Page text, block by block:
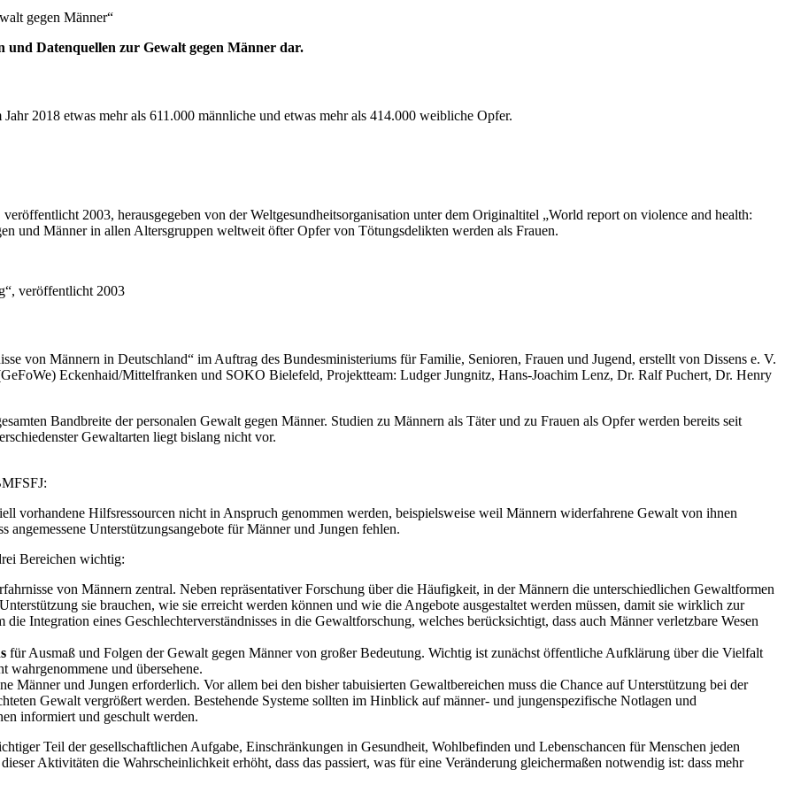
gegen Männer“
Datenquellen zur Gewalt gegen Männer dar.
2018 etwas mehr als 611.000 männliche und etwas mehr als 414.000 weibliche Opfer.
2003, herausgegeben von der Weltgesundheitsorganisation unter dem Originaltitel „World report on violence and health:
und Männer in allen Altersgruppen weltweit öfter Opfer von Tötungsdelikten werden als Frauen.
veröffentlicht 2003
von Männern in Deutschland“ im Auftrag des Bundesministeriums für Familie, Senioren, Frauen und Jugend, erstellt von Dissens e. V.
Eckenhaid/Mittelfranken und SOKO Bielefeld, Projektteam: Ludger Jungnitz, Hans-Joachim Lenz, Dr. Ralf Puchert, Dr. Henry
Bandbreite der personalen Gewalt gegen Männer. Studien zu Männern als Täter und zu Frauen als Opfer werden bereits seit
Gewaltarten liegt bislang nicht vor.
vorhandene Hilfsressourcen nicht in Anspruch genommen werden, beispielsweise weil Männern widerfahrene Gewalt von ihnen
Unterstützungsangebote für Männer und Jungen fehlen.
Bereichen wichtig:
von Männern zentral. Neben repräsentativer Forschung über die Häufigkeit, in der Männern die unterschiedlichen Gewaltformen
sie brauchen, wie sie erreicht werden können und wie die Angebote ausgestaltet werden müssen, damit sie wirklich zur
Integration eines Geschlechterverständnisses in die Gewaltforschung, welches berücksichtigt, dass auch Männer verletzbare Wesen
für Ausmaß und Folgen der Gewalt gegen Männer von großer Bedeutung. Wichtig ist zunächst öffentliche Aufklärung über die Vielfalt
wahrgenommene und übersehene.
Männer und Jungen erforderlich. Vor allem bei den bisher tabuisierten Gewaltbereichen muss die Chance auf Unterstützung bei der
Gewalt vergrößert werden. Bestehende Systeme sollten im Hinblick auf männer- und jungenspezifische Notlagen und
informiert und geschult werden.
Teil der gesellschaftlichen Aufgabe, Einschränkungen in Gesundheit, Wohlbefinden und Lebenschancen für Menschen jeden
Aktivitäten die Wahrscheinlichkeit erhöht, dass das passiert, was für eine Veränderung gleichermaßen notwendig ist: dass mehr